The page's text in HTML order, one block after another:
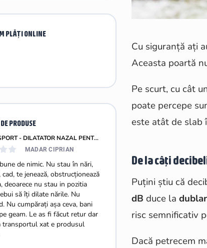
PLĂŢI ONLINE
PRODUSE
AIRMAX SPORT - DILATATOR NAZAL PENTRU O RESPIRAȚIE MAI BUNĂ - MĂRIMEA S + M
MADAR CIPRIAN
de nimic. Nu stau în nări,
cad, te jenează, obstrucționează
deoarece nu stau in pozitia
să îți dilate nările. Nu
Nu cumpărați așa ceva, bani
geam. Le as fi făcut retur dar
transportul xat e produsul
Cu siguranță ați
Aceasta poartă
Pe scurt, cu cât
poate percepe
este atât de slab
De la câți
Puțini știu că
dB duce la
risc semnificativ
Dacă petrecem